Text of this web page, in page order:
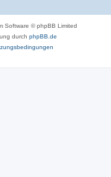
Software © phpBB Limited
durch phpBB.de